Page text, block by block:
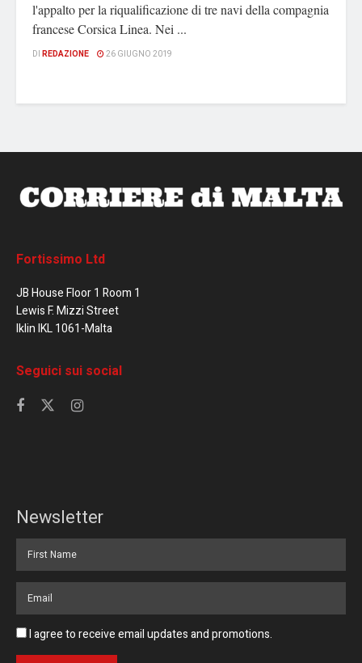
l'appalto per la riqualificazione di tre navi della compagnia
francese Corsica Linea. Nei ...
DI REDAZIONE 26 GIUGNO 2019
Fortissimo Ltd
JB House Floor 1 Room 1
Lewis F. Mizzi Street
Iklin IKL 1061-Malta
Seguici sui social
Newsletter
I agree to receive email updates and promotions.